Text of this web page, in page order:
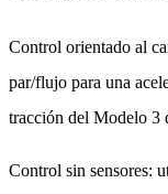
Control orientado al
par/flujo para una
tracción del Modelo 3
Control sin sensores: